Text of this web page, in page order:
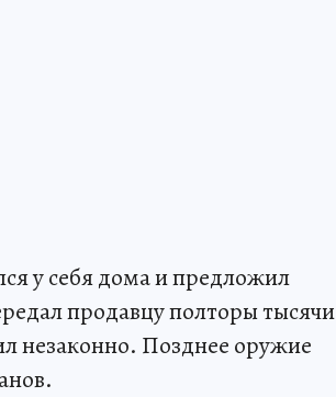
у себя дома и предложил
продавцу полторы тысячи
незаконно. Позднее оружие